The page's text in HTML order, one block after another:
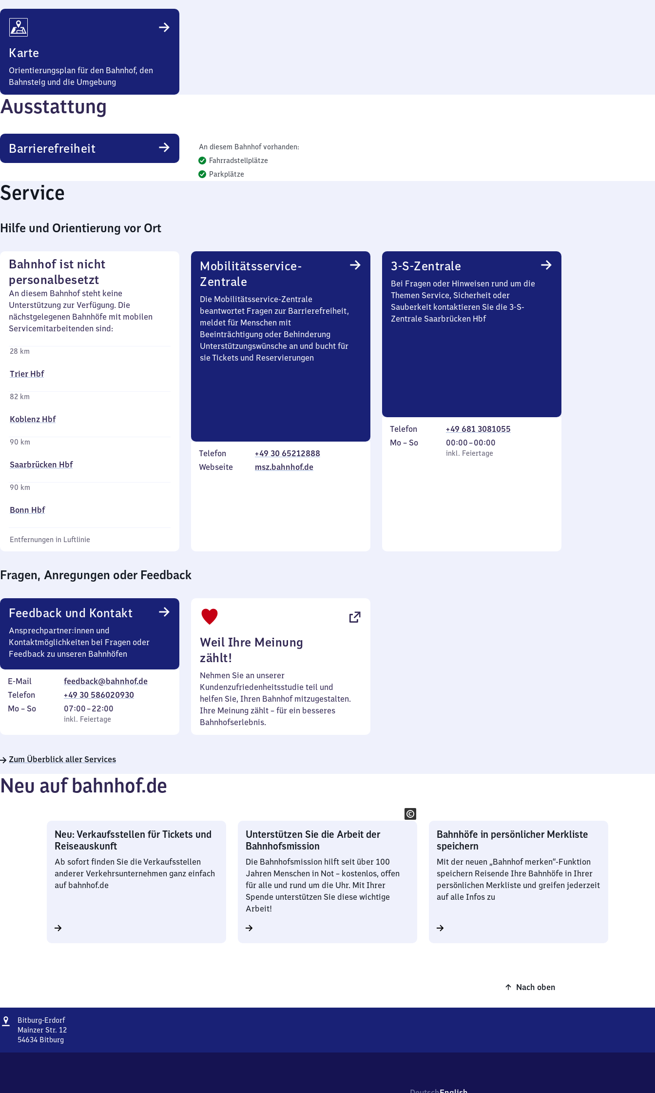
Karte
Orientierungsplan für den Bahnhof, den
Bahnsteig und die Umgebung
Ausstattung
Barrierefreiheit
An diesem Bahnhof vorhanden:
Fahrradstellplätze
Parkplätze
Service
Hilfe und Orientierung vor Ort
Bahnhof ist nicht
personalbesetzt
An diesem Bahnhof steht keine
Unterstützung zur Verfügung. Die
nächstgelegenen Bahnhöfe mit mobilen
Servicemitarbeitenden sind:
28 km
Trier Hbf
82 km
Koblenz Hbf
90 km
Saarbrücken Hbf
90 km
Bonn Hbf
Entfernungen in Luftlinie
Mobilitätsservice-
Zentrale
Die Mobilitätsservice-Zentrale
beantwortet Fragen zur Barrierefreiheit,
meldet für Menschen mit
Beeinträchtigung oder Behinderung
Unterstützungswünsche an und bucht für
sie Tickets und Reservierungen
Telefon
+49 30 65212888
Webseite
msz.bahnhof.de
3-S-Zentrale
Bei Fragen oder Hinweisen rund um die
Themen Service, Sicherheit oder
Sauberkeit kontaktieren Sie die 3-S-
Zentrale Saarbrücken Hbf
Telefon
+49 681 3081055
Montag
Mo – So,
inkl. Feiertage
00:00–00:00
Von
0
inkl. Feiertage
Fragen, Anregungen oder Feedback
Feedback und Kontakt
Ansprechpartner:innen und
Kontaktmöglichkeiten bei Fragen oder
Feedback zu unseren Bahnhöfen
E-Mail
feedback@bahnhof.de
Telefon
+49 30 586020930
Montag
Mo – So,
inkl. Feiertage
07:00–22:00
Von
7
22
inkl. Feiertage
Weil Ihre Meinung
zählt!
Nehmen Sie an unserer
Kundenzufriedenheitsstudie teil und
helfen Sie, Ihren Bahnhof mitzugestalten.
Ihre Meinung zählt – für ein besseres
Bahnhofserlebnis.
Zum Überblick aller Services
Neu auf bahnhof.de
Neu: Verkaufsstellen für Tickets und
Reiseauskunft
Ab sofort finden Sie die Verkaufsstellen
anderer Verkehrsunternehmen ganz einfach
auf bahnhof.de
Unterstützen Sie die Arbeit der
Bahnhofsmission
Die Bahnhofsmission hilft seit über 100
Jahren Menschen in Not – kostenlos, offen
für alle und rund um die Uhr. Mit Ihrer
Spende unterstützen Sie diese wichtige
Arbeit!
Bahnhöfe in persönlicher Merkliste
speichern
Mit der neuen „Bahnhof merken“-Funktion
speichern Reisende Ihre Bahnhöfe in Ihrer
persönlichen Merkliste und greifen jederzeit
auf alle Infos zu
Nach oben
Adresse
Bitburg-ErdorfBitburg-
Erdorf
Mainzer Str. 12
54634 Bitburg